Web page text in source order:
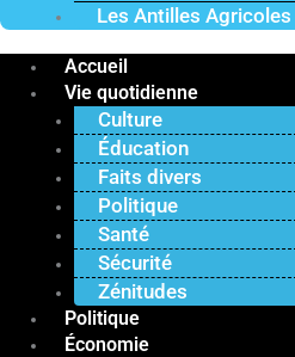
Les Antilles Agricoles
Accueil
Vie quotidienne
Culture
Éducation
Faits divers
Politique
Santé
Sécurité
Zénitudes
Politique
Économie